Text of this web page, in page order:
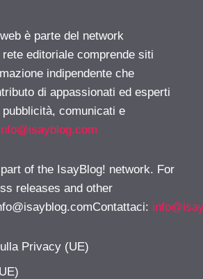
è parte del network
rete editoriale comprende siti
indipendente che
di appassionati ed esperti
comunicati e
of the IsayBlog! network. For
releases and other
:
Privacy (UE)